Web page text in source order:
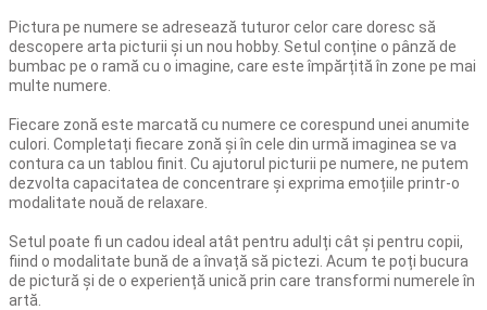
Pictura pe numere se adresează tuturor celor care doresc să
descopere arta picturii și un nou hobby. Setul conține o pânză de
bumbac pe o ramă cu o imagine, care este împărțită în zone pe mai
multe numere.
Fiecare zonă este marcată cu numere ce corespund unei anumite
culori. Completați fiecare zonă și în cele din urmă imaginea se va
contura ca un tablou finit. Cu ajutorul picturii pe numere, ne putem
dezvolta capacitatea de concentrare și exprima emoțiile printr-o
modalitate nouă de relaxare.
Setul poate fi un cadou ideal atât pentru adulți cât și pentru copii,
fiind o modalitate bună de a învață să pictezi. Acum te poți bucura
de pictură și de o experiență unică prin care transformi numerele în
artă.